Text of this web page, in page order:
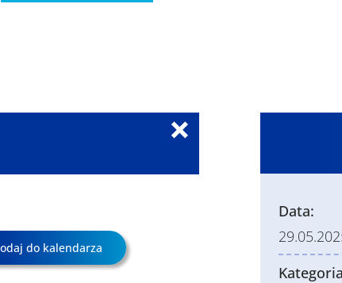
×
do kalendarza
Data: